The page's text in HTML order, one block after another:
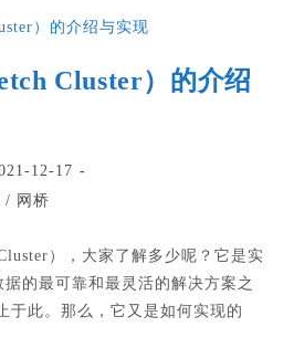
Cluster）的介绍
12-17
/ 网桥
），大家了解多少呢？它是实
的最可靠和最灵活的解决方案之
于此。那么，它又是如何实现的